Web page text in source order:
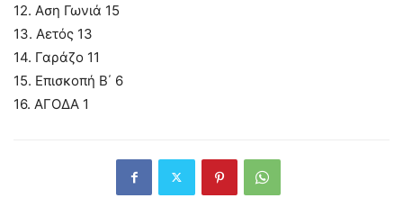
12. Αση Γωνιά 15
13. Αετός 13
14. Γαράζο 11
15. Επισκοπή Β΄ 6
16. ΑΓΟΔΑ 1